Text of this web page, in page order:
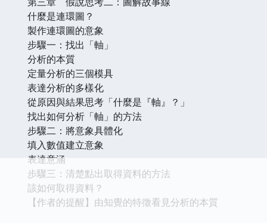
什麼是連環圖？
製作連環圖的意象
步驟一：找出「軸」
分析的本質
定量分析的三個模具
表達分析的多樣化
從原因與結果思考「什麼是『軸』？」
找出如何分析「軸」的方法
步驟二：將意象具體化
填入數值建立意象
表達意涵
步驟三：清楚點出取得資料的方法
該如何取得資料？
【作者的提醒】由知覺的特徵看見分析的本質